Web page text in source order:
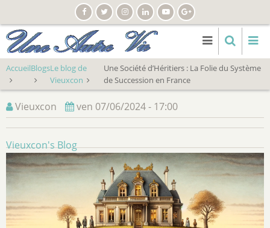
au
contenu
principal
AccueilBlogsLe blog de
Vieuxcon
Une Société d’Héritiers : La Folie du Système
de Succession en France
Vieuxcon ven 07/06/2024 - 17:00
Vieuxcon's Blog